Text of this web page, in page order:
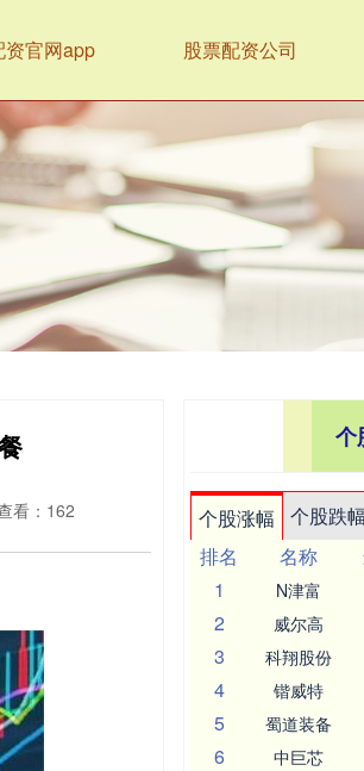
资官网app 股票配资公司
看：162
个
个股涨幅 个股跌幅
排名
名称
1
N津富
2 威尔高
3 科翔股份
4 锴威特
5 蜀道装备
6 中巨芯